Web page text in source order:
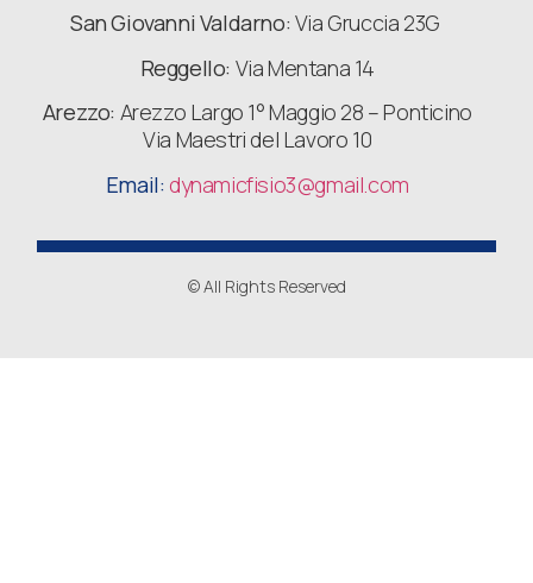
San Giovanni Valdarno: Via Gruccia 23G
Reggello: Via Mentana 14
Arezzo: Arezzo Largo 1° Maggio 28 – Ponticino
Via Maestri del Lavoro 10
Email: dynamicfisio3@gmail.com
© All Rights Reserved